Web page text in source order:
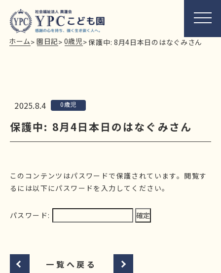
ホーム> 園日記> 0歳児> 保護中: 8月4日本日のはなぐみさん
2025.8.4 0歳児
保護中: 8月4日本日のはなぐみさん
このコンテンツはパスワードで保護されています。閲覧す
るには以下にパスワードを入力してください。
パスワード:
一覧へ戻る